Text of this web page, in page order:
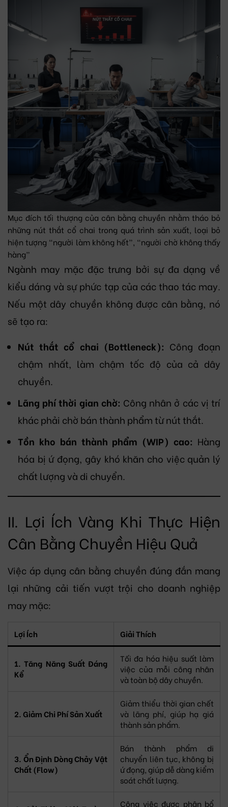
Mục đích tối thượng của cân bằng chuyền nhằm tháo bỏ
những nút thắt cổ chai trong quá trình sản xuất, loại bỏ
hiện tượng “người làm không hết”, “người chờ không thấy
hàng”
Ngành may mặc đặc trưng bởi sự đa dạng về
kiểu dáng và sự phức tạp của các thao tác may.
Nếu một dây chuyền không được cân bằng, nó
sẽ tạo ra:
Nút thắt cổ chai (Bottleneck): Công đoạn
chậm nhất, làm chậm tốc độ của cả dây
chuyền.
Lãng phí thời gian chờ: Công nhân ở các vị trí
khác phải chờ bán thành phẩm từ nút thắt.
Tồn kho bán thành phẩm (WIP) cao: Hàng
hóa bị ứ đọng, gây khó khăn cho việc quản lý
chất lượng và di chuyển.
II. Lợi Ích Vàng Khi Thực Hiện
Cân Bằng Chuyền Hiệu Quả
Việc áp dụng cân bằng chuyền đúng đắn mang
lại những cải tiến vượt trội cho doanh nghiệp
may mặc:
Lợi Ích Giải Thích
1. Tăng Năng Suất Đáng
Kể
Tối đa hóa hiệu suất làm
việc của mỗi công nhân
và toàn bộ dây chuyền.
2. Giảm Chi Phí Sản Xuất
Giảm thiểu thời gian chết
và lãng phí, giúp hạ giá
thành sản phẩm.
3. Ổn Định Dòng Chảy Vật
Chất (Flow)
Bán thành phẩm di
chuyển liên tục, không bị
ứ đọng, giúp dễ dàng kiểm
soát chất lượng.
Công việc được phân bổ